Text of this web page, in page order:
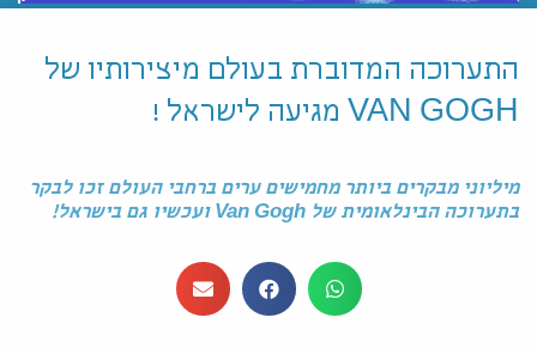
התערוכה המדוברת בעולם מיצירותיו של
VAN GOGH מגיעה לישראל !
מיליוני מבקרים ביותר מחמישים ערים ברחבי העולם זכו לבקר
בתערוכה הבינלאומית של Van Gogh ועכשיו גם בישראל!